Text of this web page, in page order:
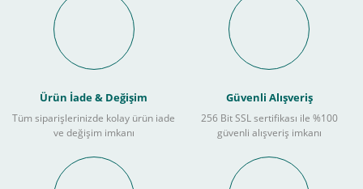
Ürün İade & Değişim
Tüm siparişlerinizde kolay ürün iade
ve değişim imkanı
Güvenli Alışveriş
256 Bit SSL sertifikası ile %100
güvenli alışveriş imkanı